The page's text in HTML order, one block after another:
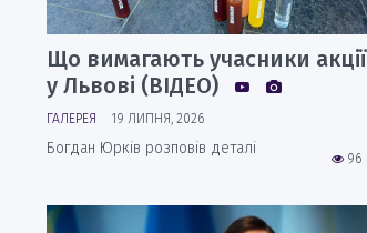
Що вимагають учасники акції
у Львові (ВІДЕО)
ГАЛЕРЕЯ 19 ЛИПНЯ, 2026
96
Богдан Юрків розповів деталі